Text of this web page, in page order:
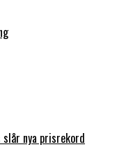
slår nya prisrekord